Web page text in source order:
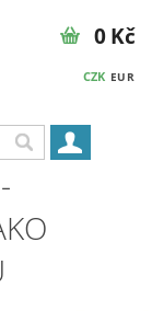
CZK EUR
0 Kč